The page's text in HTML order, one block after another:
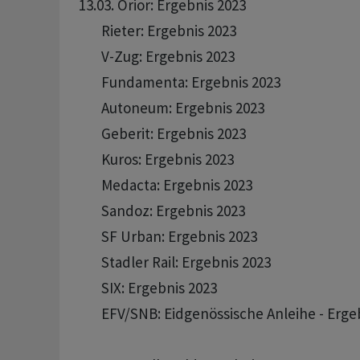
13.03. Orior: Ergebnis 2023
       Rieter: Ergebnis 2023
       V-Zug: Ergebnis 2023
       Fundamenta: Ergebnis 2023
       Autoneum: Ergebnis 2023
       Geberit: Ergebnis 2023
       Kuros: Ergebnis 2023
       Medacta: Ergebnis 2023
       Sandoz: Ergebnis 2023
       SF Urban: Ergebnis 2023
       Stadler Rail: Ergebnis 2023
       SIX: Ergebnis 2023
EFV/SNB: Eidgenössische Anleihe -